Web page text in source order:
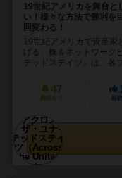
19世紀アメリカを舞台と
い！様々な方法で勝利を
回変わる！
19世紀アメリカで資産家
げる、株＆ネットワーク
テッドステイツ』は、各
47
興味あり 経験